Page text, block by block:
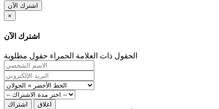
اشترك الآن
×
اشترك الآن
الحقول ذات العلامة الحمراء حقول مطلوبة
اشتراك اغلاق